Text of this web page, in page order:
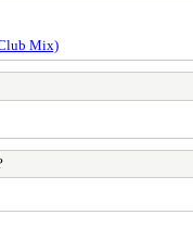
Mix)